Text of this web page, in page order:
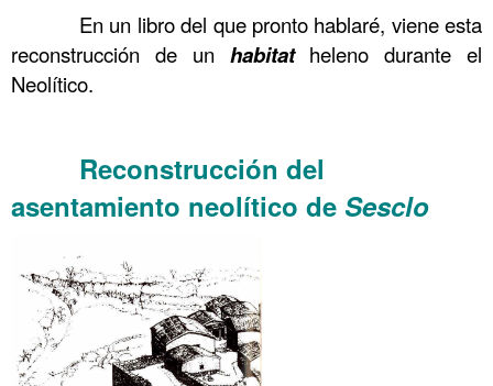
En un libro del que pronto hablaré, viene esta
reconstrucción de un habitat heleno durante el
Neolítico.
Reconstrucción del
asentamiento neolítico de Sesclo